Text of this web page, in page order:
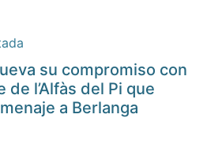
su compromiso con
de l’Alfàs del Pi que
a Berlanga